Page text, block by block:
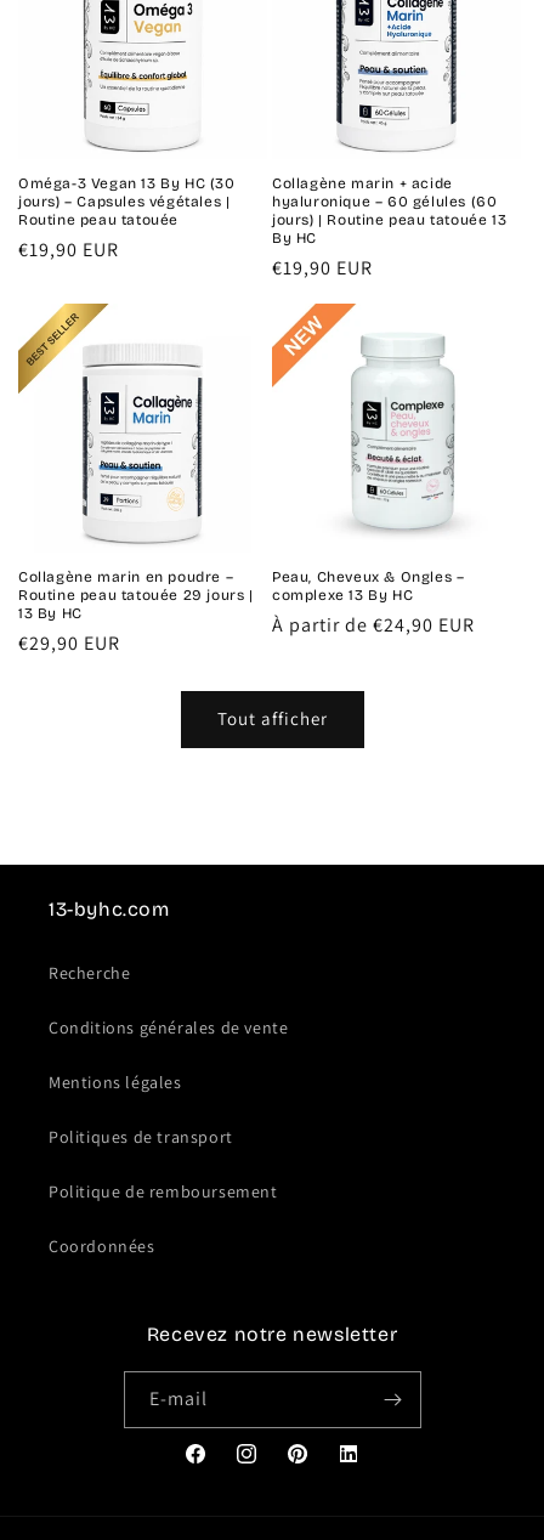
Oméga-3 Vegan 13 By HC (30
jours) – Capsules végétales |
Routine peau tatouée
Prix
€19,90 EUR
Collagène marin + acide
hyaluronique – 60 gélules (60
jours) | Routine peau tatouée 13
By HC
Prix
€19,90 EUR
Collagène marin en poudre –
Routine peau tatouée 29 jours |
13 By HC
Prix
€29,90 EUR
Peau, Cheveux & Ongles –
complexe 13 By HC
Prix
À partir de €24,90 EUR
Tout afficher
13-byhc.com
Recherche
Conditions générales de vente
Mentions légales
Politiques de transport
Politique de remboursement
Coordonnées
Recevez notre newsletter
E-mail
FacebookInstagramPinterestTranslation